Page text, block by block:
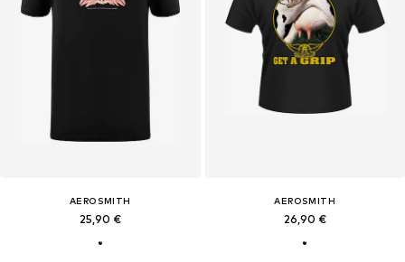
AEROSMITH
25,90 €
AEROSMITH
26,90 €